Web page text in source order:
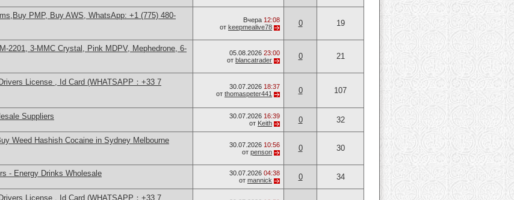
PMP, Buy AWS, WhatsApp: +1 (775) 480-
Вчера 12:08
от keepmealive78 0 19
2201, 3-MMC Crystal, Pink MDPV, Mephedrone, 6-
05.08.2026 23:00
от blancatrader 0 21
License , Id Card (WHATSAPP：+33 7
30.07.2026 18:37
от thomaspeter441 0 107
Suppliers 30.07.2026 16:39
от Keith 0 32
Weed Hashish Cocaine in Sydney Melbourne
30.07.2026 10:56
от penson 0 30
- Energy Drinks Wholesale 30.07.2026 04:38
от mannick 0 34
License , Id Card (WHATSAPP：+33 7